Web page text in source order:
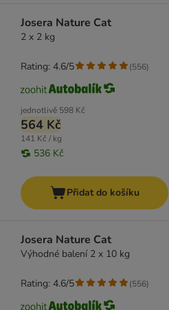
Josera Nature Cat
2 x 2 kg
jednotlivě 598 Kč
564 Kč
141 Kč / kg
536 Kč
Rating: 4.6/5 (556)
Přidat do košíku
Josera Nature Cat
Výhodné balení 2 x 10 kg
Rating: 4.6/5 (556)